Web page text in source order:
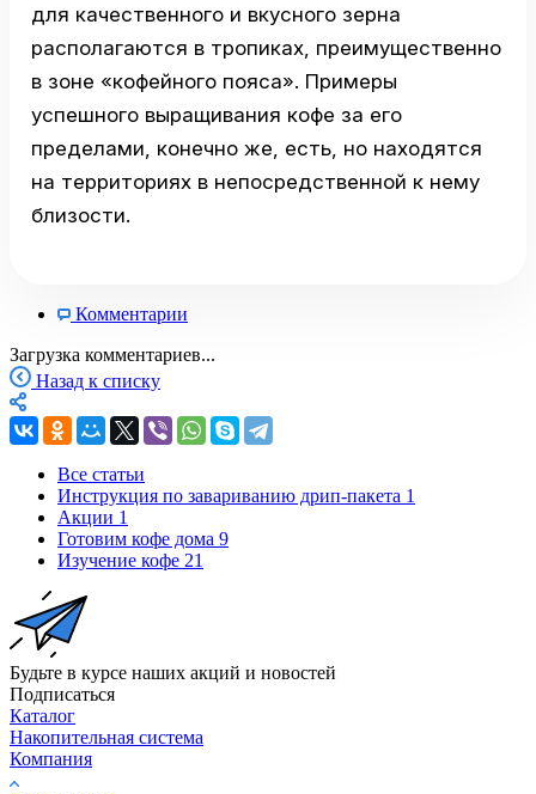
для качественного и вкусного зерна
располагаются в тропиках, преимущественно
в зоне «кофейного пояса». Примеры
успешного выращивания кофе за его
пределами, конечно же, есть, но находятся
на территориях в непосредственной к нему
близости.
Комментарии
Загрузка комментариев...
Назад к списку
Все статьи
Инструкция по завариванию дрип-пакета 1
Акции 1
Готовим кофе дома 9
Изучение кофе 21
Будьте в курсе наших акций и новостей
Подписаться
Каталог
Накопительная система
Компания